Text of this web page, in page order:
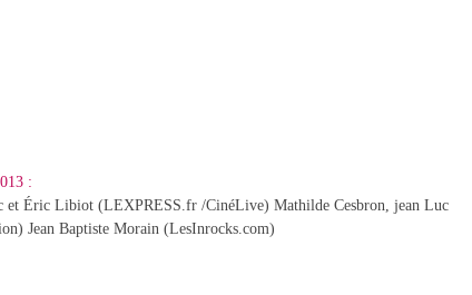
:
et Éric Libiot (LEXPRESS.fr /CinéLive) Mathilde Cesbron, jean Luc
Jean Baptiste Morain (LesInrocks.com)